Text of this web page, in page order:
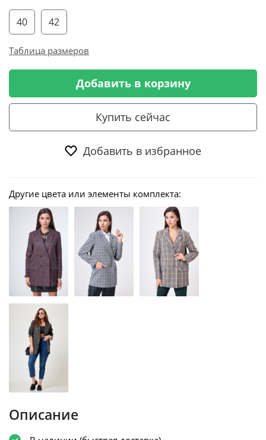
40 42
Таблица размеров
Добавить в корзину
Купить сейчас
Добавить в избранное
Другие цвета или элементы комплекта:
Описание